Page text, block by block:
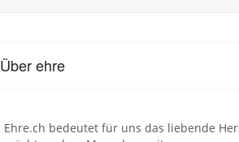
Über ehre
Ehre.ch bedeutet für uns das liebende